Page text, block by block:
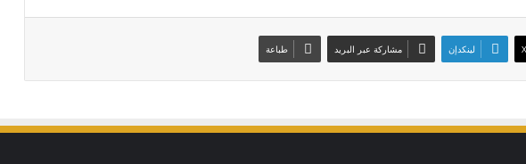
‫X لينكدإن مشاركة عبر البريد طباعة